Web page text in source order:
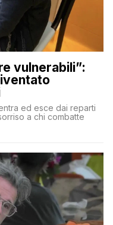
vulnerabili”:
ed esce dai reparti
a chi combatte